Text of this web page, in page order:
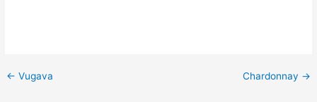
← Vugava Chardonnay →